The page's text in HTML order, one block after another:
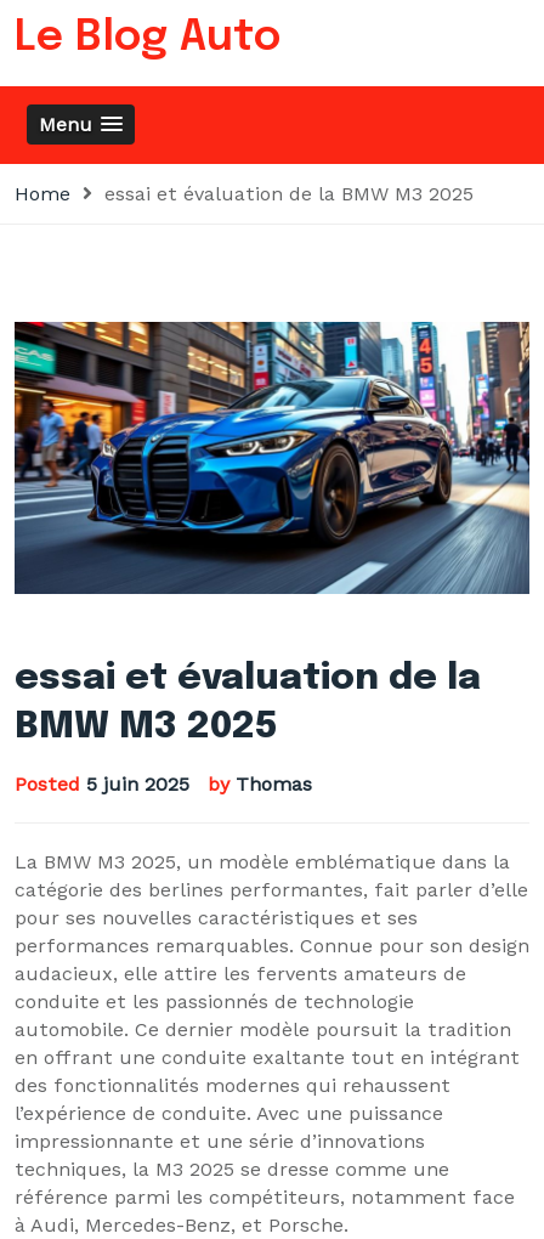
Skip
Le Blog Auto
Menu
Home essai et évaluation de la BMW M3 2025
essai et évaluation de la
BMW M3 2025
Posted 5 juin 2025 by Thomas
La BMW M3 2025, un modèle emblématique dans la
catégorie des berlines performantes, fait parler d’elle
pour ses nouvelles caractéristiques et ses
performances remarquables. Connue pour son design
audacieux, elle attire les fervents amateurs de
conduite et les passionnés de technologie
automobile. Ce dernier modèle poursuit la tradition
en offrant une conduite exaltante tout en intégrant
des fonctionnalités modernes qui rehaussent
l’expérience de conduite. Avec une puissance
impressionnante et une série d’innovations
techniques, la M3 2025 se dresse comme une
référence parmi les compétiteurs, notamment face
à Audi, Mercedes-Benz, et Porsche.